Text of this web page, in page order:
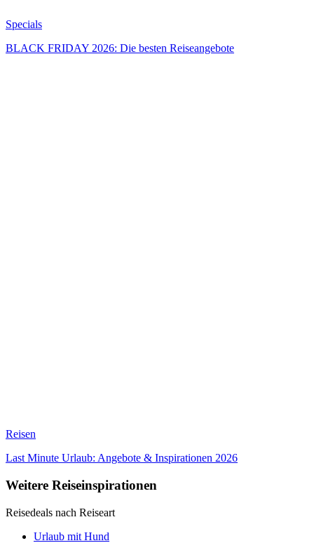
Specials
BLACK FRIDAY 2026: Die besten Reiseangebote
Reisen
Last Minute Urlaub: Angebote & Inspirationen 2026
Weitere Reiseinspirationen
Reisedeals nach Reiseart
Urlaub mit Hund